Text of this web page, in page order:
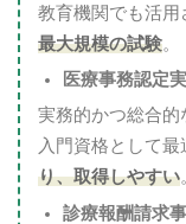
教育機関でも活用
最大規模の試験。
医療事務認定
実務的かつ総合
入門資格として最
り、取得しやすい
診療報酬請求